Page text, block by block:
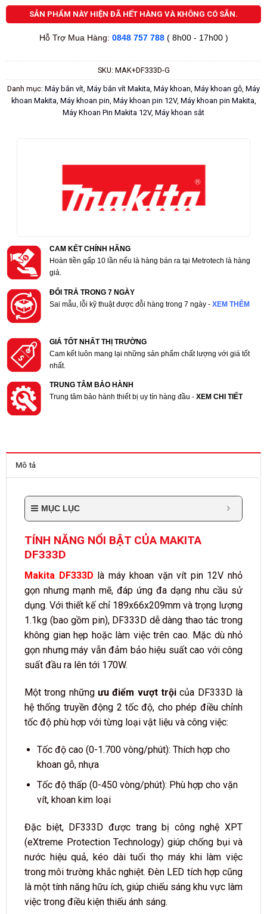
SẢN PHẨM NÀY HIỆN ĐÃ HẾT HÀNG VÀ KHÔNG CÓ SẴN.
Hỗ Trợ Mua Hàng: 0848 757 788 ( 8h00 - 17h00 )
SKU: MAK+DF333D-G
Danh mục: Máy bắn vít Máy bắn vít Makita Máy khoan Máy khoan gỗ Máy
khoan Makita Máy khoan pin Máy khoan pin 12V, Máy khoan pin Makita
Máy Khoan Pin Makita 12V, Máy khoan sắt
CAM KẾT CHÍNH HÃNG
Hoàn tiền gấp 10 lần nếu là hàng bán ra tại Metrotech là hàng
giả.
ĐỔI TRẢ TRONG 7 NGÀY
Sai mẫu, lỗi kỹ thuật được đỗi hàng trong 7 ngày - XEM THÊM
GIÁ TỐT NHẤT THỊ TRƯỜNG
Cam kết luôn mang lại những sản phẩm chất lượng với giá tốt
nhất.
TRUNG TÂM BẢO HÀNH
Trung tâm bảo hành thiết bị uy tín hàng đầu -XEM CHI TIẾT
Mô tả
MỤC LỤC
TÍNH NĂNG NỔI BẬT CỦA MAKITA
DF333D
Makita DF333D là máy khoan vặn vít pin 12V nhỏ
gọn nhưng mạnh mẽ, đáp ứng đa dạng nhu cầu sử
dụng. Với thiết kế chỉ 189x66x209mm và trọng lượng
1.1kg (bao gồm pin), DF333D dễ dàng thao tác trong
không gian hẹp hoặc làm việc trên cao. Mặc dù nhỏ
gọn nhưng máy vẫn đảm bảo hiệu suất cao với công
suất đầu ra lên tới 170W.
Một trong những ưu điểm vượt trội của DF333D là
hệ thống truyền động 2 tốc độ, cho phép điều chỉnh
tốc độ phù hợp với từng loại vật liệu và công việc:
Tốc độ cao (0-1.700 vòng/phút): Thích hợp cho
khoan gỗ, nhựa
Tốc độ thấp (0-450 vòng/phút): Phù hợp cho vặn
vít, khoan kim loại
Đặc biệt, DF333D được trang bị công nghệ XPT
(eXtreme Protection Technology) giúp chống bụi và
nước hiệu quả, kéo dài tuổi thọ máy khi làm việc
trong môi trường khắc nghiệt. Đèn LED tích hợp cũng
là một tính năng hữu ích, giúp chiếu sáng khu vực làm
việc trong điều kiện thiếu ánh sáng.